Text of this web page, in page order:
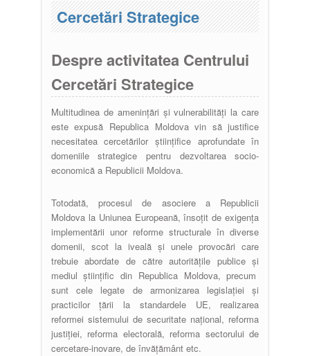
Cercetări Strategice
Despre activitatea Centrului
Cercetări Strategice
Multitudinea de amenințări și vulnerabilități la care
este expusă Republica Moldova vin să justifice
necesitatea cercetărilor științifice aprofundate în
domeniile strategice pentru dezvoltarea socio-
economică a Republicii Moldova.
Totodată, procesul de asociere a Republicii
Moldova la Uniunea Europeană, însoțit de exigența
implementării unor reforme structurale în diverse
domenii, scot la iveală și unele provocări care
trebuie abordate de către autoritățile publice și
mediul științific din Republica Moldova, precum
sunt cele legate de armonizarea legislației și
practicilor țării la standardele UE, realizarea
reformei sistemului de securitate național, reforma
justiției, reforma electorală, reforma sectorului de
cercetare-inovare, de învățământ etc.